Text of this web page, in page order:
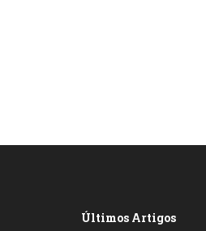
Últimos Artigos